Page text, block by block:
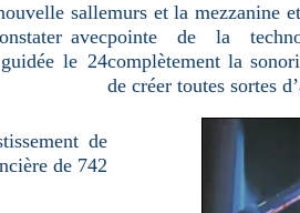
salle
avec
le 24
de
de 742
murs et la mezzanine
pointe de la
complètement la
de créer toutes sortes